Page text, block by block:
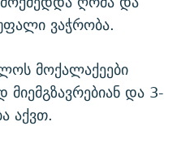
ვაჭრობა.
მოქალაქეები
მიემგზავრებიან და 3-
აქვთ.